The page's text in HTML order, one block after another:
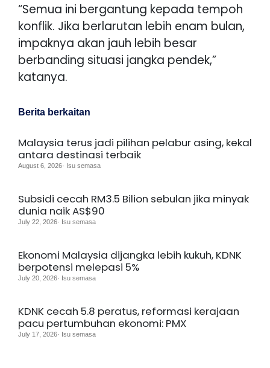
“Semua ini bergantung kepada tempoh
konflik. Jika berlarutan lebih enam bulan,
impaknya akan jauh lebih besar
berbanding situasi jangka pendek,”
katanya.
Berita berkaitan
Malaysia terus jadi pilihan pelabur asing, kekal
antara destinasi terbaik
August 6, 2026· Isu semasa
Subsidi cecah RM3.5 Bilion sebulan jika minyak
dunia naik AS$90
July 22, 2026· Isu semasa
Ekonomi Malaysia dijangka lebih kukuh, KDNK
berpotensi melepasi 5%
July 20, 2026· Isu semasa
KDNK cecah 5.8 peratus, reformasi kerajaan
pacu pertumbuhan ekonomi: PMX
July 17, 2026· Isu semasa